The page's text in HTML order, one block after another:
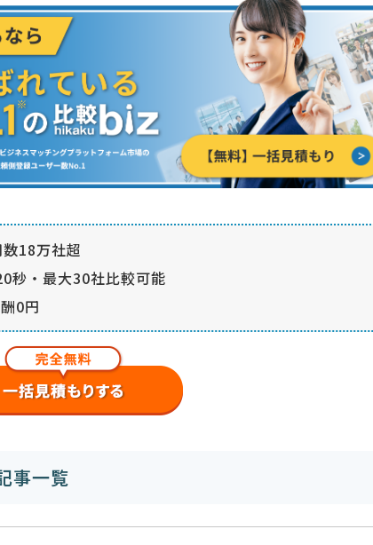
18万社超
秒・最大30社比較可能
0円
事一覧